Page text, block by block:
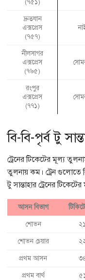
(৭৫১)
দ্রুতযান
এক্সপ্রেস
(৭৫৭)
নীলসাগর
এক্সপ্রেস
(৭৬৫)
রংপুর
এক্সপ্রেস
(৭৭১)
বি-বি-পৃর্ব টু
ট্রেনের টিকেটের মূল্য
তুলনায় কম। ট্রেন গুলোতে
টু সান্তাহার ট্রেনের
আসন বিভাগ
শোভন
শোভন চেয়ার
প্রথম আসন
প্রথম বার্থ